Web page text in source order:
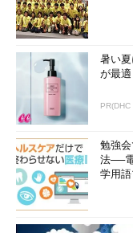
暑い
が最適
勉強
法──
学用